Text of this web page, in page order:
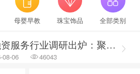
母婴早教 珠宝饰品 全部类别
2026招商服务风向标：盘点全国头部机构与实战派专家
08-06 14927
2026融资服务行业调研出炉：聚焦合规治理 筑牢企业融资安全防线
08-06 46043